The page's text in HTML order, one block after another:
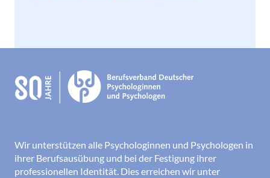
Wir unterstützen alle Psychologinnen und Psychologen in
ihrer Berufsausübung und bei der Festigung ihrer
professionellen Identität. Dies erreichen wir unter